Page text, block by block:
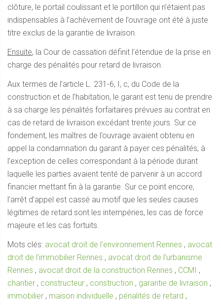
clôture, le portail coulissant et le portillon qui n’étaient pas
indispensables à l’achèvement de l’ouvrage ont été à juste
titre exclus de la garantie de livraison.
Ensuite, la Cour de cassation définit l’étendue de la prise en
charge des pénalités pour retard de livraison.
Aux termes de l’article L. 231-6, I, c, du Code de la
construction et de l’habitation, le garant est tenu de prendre
à sa charge les pénalités forfaitaires prévues au contrat en
cas de retard de livraison excédant trente jours. Sur ce
fondement, les maîtres de l’ouvrage avaient obtenu en
appel la condamnation du garant à payer ces pénalités, à
l’exception de celles correspondant à la période durant
laquelle les parties avaient tenté de parvenir à un accord
financier mettant fin à la garantie. Sur ce point encore,
l’arrêt d’appel est cassé au motif que les seules causes
légitimes de retard sont les intempéries, les cas de force
majeure et les cas fortuits.
Mots clés: avocat droit de l'environnement Rennes , avocat
droit de l'immobilier Rennes , avocat droit de l'urbanisme
Rennes , avocat droit de la construction Rennes , CCMI
,
chantier , constructeur , construction , garantie de livraison ,
immobilier , maison individuelle , pénalités de retard ,